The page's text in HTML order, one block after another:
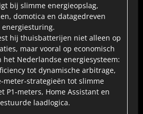
bij slimme energieopslag,
domotica en datagedreven
energiesturing.
hij thuisbatterijen niet alleen op
maar vooral op economisch
Nederlandse energiesysteem:
tot dynamische arbitrage,
tot slimme
P1‑meters, Home Assistant en
laadlogica.